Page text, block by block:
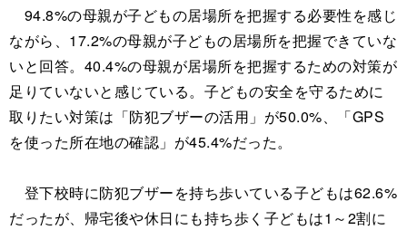
94.8%の母親が子どもの居場所を把握する必要性を感じ
ながら、17.2%の母親が子どもの居場所を把握できていな
いと回答。40.4%の母親が居場所を把握するための対策が
足りていないと感じている。子どもの安全を守るために
取りたい対策は「防犯ブザーの活用」が50.0%、「GPS
を使った所在地の確認」が45.4%だった。
登下校時に防犯ブザーを持ち歩いている子どもは62.6%
だったが、帰宅後や休日にも持ち歩く子どもは1～2割に